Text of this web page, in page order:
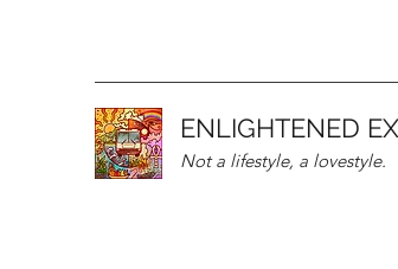
ENLIGHTENED
Not a lifestyle, a lovestyle.